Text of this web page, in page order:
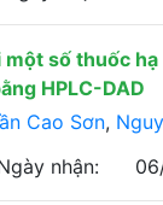
số thuốc
HPLC-DAD
Cao Sơn,
nhận: